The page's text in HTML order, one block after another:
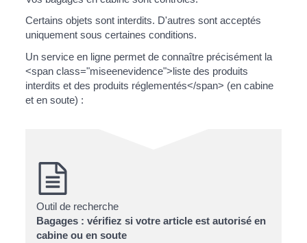
Certains objets sont interdits. D'autres sont acceptés
uniquement sous certaines conditions.
Un service en ligne permet de connaître précisément la
<span class="miseenevidence">liste des produits
interdits et des produits réglementés</span> (en cabine
et en soute) :
Outil de recherche
Bagages : vérifiez si votre article est autorisé en
cabine ou en soute